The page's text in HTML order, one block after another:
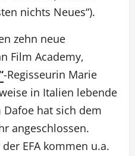
nichts Neues“).
zehn neue
Film Academy,
-Regisseurin Marie
in Italien lebende
hat sich dem
angeschlossen.
EFA kommen u.a.